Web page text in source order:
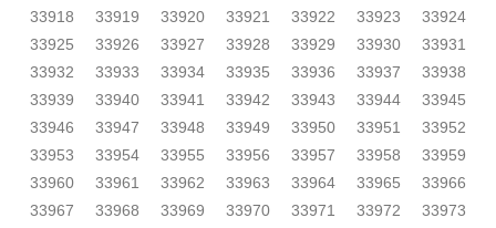
33918
33919 33920 33921 33922 33923
33924
33925
33926 33927 33928 33929 33930
33931
33932
33933 33934 33935 33936 33937
33938
33939
33940 33941 33942 33943 33944
33945
33946
33947 33948 33949 33950 33951
33952
33953
33954 33955 33956 33957 33958
33959
33960
33961 33962 33963 33964 33965
33966
33967
33968 33969 33970 33971 33972
33973